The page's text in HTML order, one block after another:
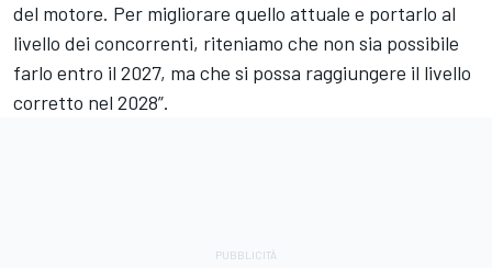
del motore. Per migliorare quello attuale e portarlo al
livello dei concorrenti, riteniamo che non sia possibile
farlo entro il 2027, ma che si possa raggiungere il livello
corretto nel 2028”.